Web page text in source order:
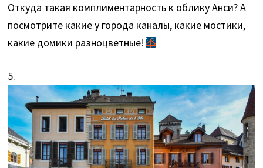
Откуда такая комплиментарность к облику Анси? А
посмотрите какие у города каналы, какие мостики,
какие домики разноцветные!
5.